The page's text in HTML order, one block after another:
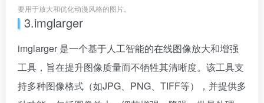
要用于放大和优化动漫风格的图片。
3.imglarger
imglarger 是一个基于人工智能的在线图像放大和增强
工具，旨在提升图像质量而不牺牲其清晰度。该工具支
持多种图像格式（如JPG、PNG、TIFF等），并提供多